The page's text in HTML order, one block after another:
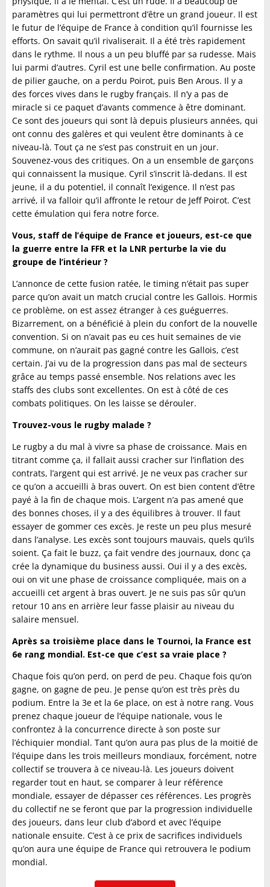
paramètres qui lui permettront d’être un grand joueur. Il est
le futur de l’équipe de France à condition qu’il fournisse les
efforts. On savait qu’il rivaliserait. Il a été très rapidement
dans le rythme. Il nous a un peu bluffé par sa rudesse. Mais
lui parmi d’autres. Cyril est une belle confirmation. Au poste
de pilier gauche, on a perdu Poirot, puis Ben Arous. Il y a
des forces vives dans le rugby français. Il n’y a pas de
miracle si ce paquet d’avants commence à être dominant.
Ce sont des joueurs qui sont là depuis plusieurs années, qui
ont connu des galères et qui veulent être dominants à ce
niveau-là. Tout ça ne s’est pas construit en un jour.
Souvenez-vous des critiques. On a un ensemble de garçons
qui connaissent la musique. Cyril s’inscrit là-dedans. Il est
jeune, il a du potentiel, il connaît l’exigence. Il n’est pas
arrivé, il va falloir qu’il affronte le retour de Jeff Poirot. C’est
cette émulation qui fera notre force.
Vous, staff de l’équipe de France et joueurs, est-ce que
la guerre entre la FFR et la LNR perturbe la vie du
groupe de l’intérieur ?
L’annonce de cette fusion ratée, le timing n’était pas super
parce qu’on avait un match crucial contre les Gallois. Hormis
ce problème, on est assez étranger à ces guéguerres.
Bizarrement, on a bénéficié à plein du confort de la nouvelle
convention. Si on n’avait pas eu ces huit semaines de vie
commune, on n’aurait pas gagné contre les Gallois, c’est
certain. J’ai vu de la progression dans pas mal de secteurs
grâce au temps passé ensemble. Nos relations avec les
staffs des clubs sont excellentes. On est à côté de ces
combats politiques. On les laisse se dérouler.
Trouvez-vous le rugby malade ?
Le rugby a du mal à vivre sa phase de croissance. Mais en
titrant comme ça, il fallait aussi cracher sur l’inflation des
contrats, l’argent qui est arrivé. Je ne veux pas cracher sur
ce qu’on a accueilli à bras ouvert. On est bien content d’être
payé à la fin de chaque mois. L’argent n’a pas amené que
des bonnes choses, il y a des équilibres à trouver. Il faut
essayer de gommer ces excès. Je reste un peu plus mesuré
dans l’analyse. Les excès sont toujours mauvais, quels qu’ils
soient. Ça fait le buzz, ça fait vendre des journaux, donc ça
crée la dynamique du business aussi. Oui il y a des excès,
oui on vit une phase de croissance compliquée, mais on a
accueilli cet argent à bras ouvert. Je ne suis pas sûr qu’un
retour 10 ans en arrière leur fasse plaisir au niveau du
salaire mensuel.
Après sa troisième place dans le Tournoi, la France est
6e rang mondial. Est-ce que c’est sa vraie place ?
Chaque fois qu’on perd, on perd de peu. Chaque fois qu’on
gagne, on gagne de peu. Je pense qu’on est très près du
podium. Entre la 3e et la 6e place, on est à notre rang. Vous
prenez chaque joueur de l’équipe nationale, vous le
confrontez à la concurrence directe à son poste sur
l’échiquier mondial. Tant qu’on aura pas plus de la moitié de
l’équipe dans les trois meilleurs mondiaux, forcément, notre
collectif se trouvera à ce niveau-là. Les joueurs doivent
regarder tout en haut, se comparer à leur référence
mondiale, essayer de dépasser ces références. Les progrès
du collectif ne se feront que par la progression individuelle
des joueurs, dans leur club d’abord et avec l’équipe
nationale ensuite. C’est à ce prix de sacrifices individuels
qu’on aura une équipe de France qui retrouvera le podium
mondial.